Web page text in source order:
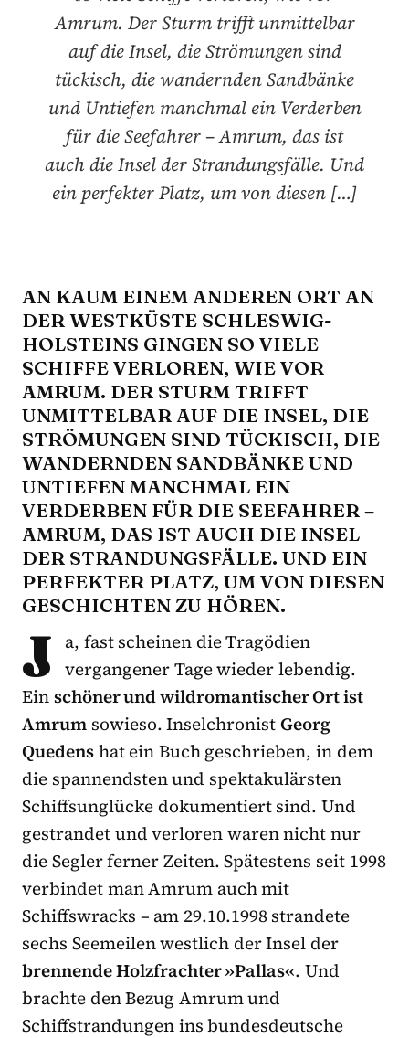
Amrum. Der Sturm trifft unmittelbar
auf die Insel, die Strömungen sind
tückisch, die wandernden Sandbänke
und Untiefen manchmal ein Verderben
für die Seefahrer – Amrum, das ist
auch die Insel der Strandungsfälle. Und
ein perfekter Platz, um von diesen […]
AN KAUM EINEM ANDEREN ORT AN
DER WESTKÜSTE SCHLESWIG-
HOLSTEINS GINGEN SO VIELE
SCHIFFE VERLOREN, WIE VOR
AMRUM. DER STURM TRIFFT
UNMITTELBAR AUF DIE INSEL, DIE
STRÖMUNGEN SIND TÜCKISCH, DIE
WANDERNDEN SANDBÄNKE UND
UNTIEFEN MANCHMAL EIN
VERDERBEN FÜR DIE SEEFAHRER –
AMRUM, DAS IST AUCH DIE INSEL
DER STRANDUNGSFÄLLE. UND EIN
PERFEKTER PLATZ, UM VON DIESEN
GESCHICHTEN ZU HÖREN.
J
a, fast scheinen die Tragödien
vergangener Tage wieder lebendig.
Einschöner und wildromantischer Ort ist
Amrum sowieso. InselchronistGeorg
Quedenshat ein Buch geschrieben, in dem
die spannendsten und spektakulärsten
Schiffsunglücke dokumentiert sind. Und
gestrandet und verloren waren nicht nur
die Segler ferner Zeiten. Spätestens seit 1998
verbindet man Amrum auch mit
Schiffswracks – am 29.10.1998 strandete
sechs Seemeilen westlich der Insel der
brennende Holzfrachter »Pallas«. Und
brachte den Bezug Amrum und
Schiffstrandungen ins bundesdeutsche